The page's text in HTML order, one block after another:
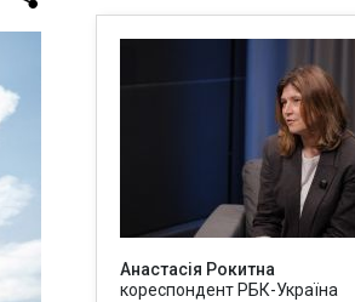
Анастасія Рокитна
кореспондент РБК-Україна